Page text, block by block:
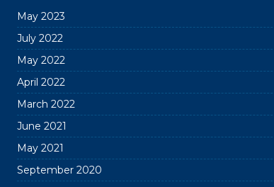
May 2023
July 2022
May 2022
April 2022
March 2022
June 2021
May 2021
September 2020